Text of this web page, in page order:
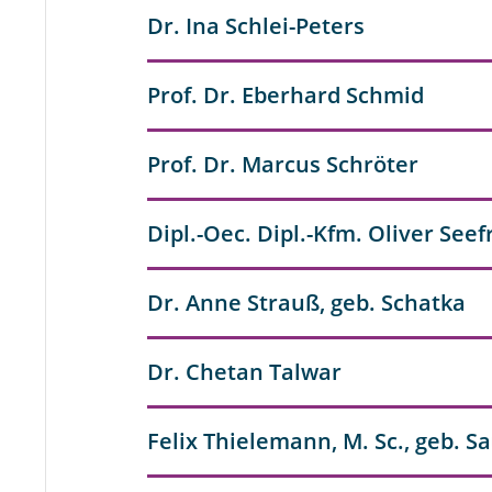
Dr. Ina Schlei-Peters
Prof. Dr. Eberhard Schmid
Prof. Dr. Marcus Schröter
Dipl.-Oec. Dipl.-Kfm. Oliver
Dr. Anne Strauß, geb. Schatka
Dr. Chetan Talwar
Felix Thielemann, M. Sc., geb.